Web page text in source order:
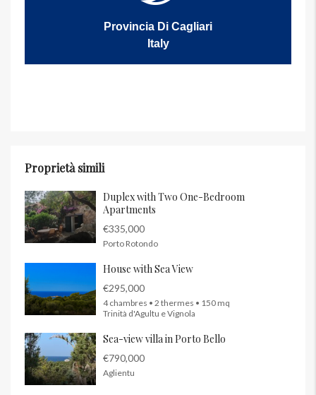
Provincia Di Cagliari
Italy
Proprietà simili
Duplex with Two One-Bedroom
Apartments
€335,000
Porto Rotondo
House with Sea View
€295,000
4 chambres • 2 thermes • 150 mq
Trinità d'Agultu e Vignola
Sea-view villa in Porto Bello
€790,000
Aglientu